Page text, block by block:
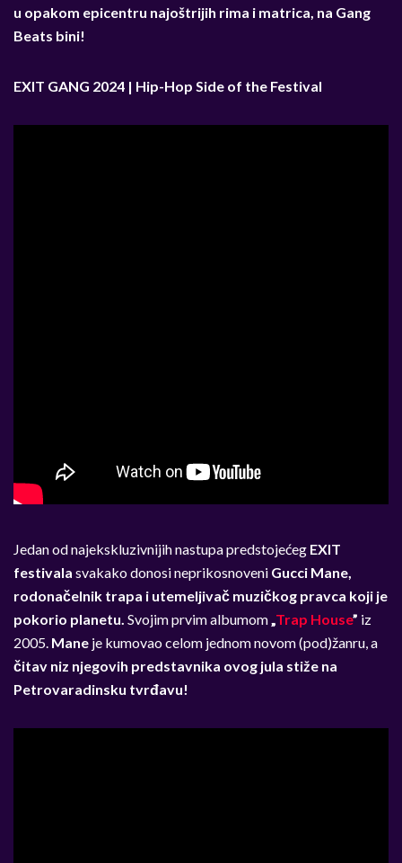
u opakom epicentru najoštrijih rima i matrica, na Gang
Beats bini!
EXIT GANG 2024 | Hip-Hop Side of the Festival
Jedan od najekskluzivnijih nastupa predstojećeg EXIT
festivala svakako donosi neprikosnoveni Gucci Mane,
rodonačelnik trapa i utemeljivač muzičkog pravca koji je
pokorio planetu. Svojim prvim albumom„Trap House” iz
2005. Mane je kumovao celom jednom novom (pod)žanru, a
čitav niz njegovih predstavnika ovog jula stiže na
Petrovaradinsku tvrđavu!